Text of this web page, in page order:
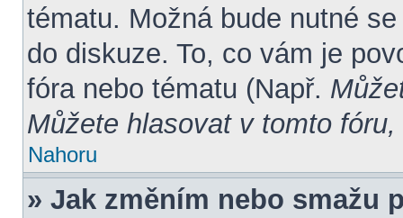
tématu. Možná bude nutné
do diskuze. To, co vám je
fóra nebo tématu (Např.
Můžete hlasovat v tomto fóru,
Nahoru
» Jak změním nebo smažu